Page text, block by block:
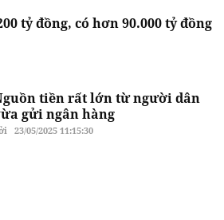
tỷ đồng, có hơn 90.000 tỷ đồng
tiền rất lớn từ người dân
gửi ngân hàng
23/05/2025 11:15:30